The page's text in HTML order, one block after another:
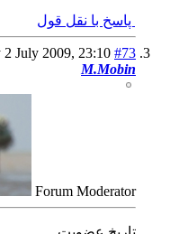
پاسخ با نقل قول
2 July 2009, 23:10 #73
M.Mobin
Forum Moderator